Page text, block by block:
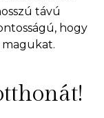
távú
hogy